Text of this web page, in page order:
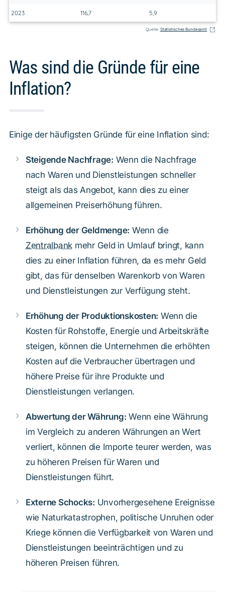
2023 116,7 5,9
Quelle: Statistisches Bundesamt
Was sind die Gründe für eine
Inflation?
Einige der häufigsten Gründe für eine Inflation sind:
Steigende Nachfrage: Wenn die Nachfrage
nach Waren und Dienstleistungen schneller
steigt als das Angebot, kann dies zu einer
allgemeinen Preiserhöhung führen.
Erhöhung der Geldmenge: Wenn die
Zentralbank mehr Geld in Umlauf bringt, kann
dies zu einer Inflation führen, da es mehr Geld
gibt, das für denselben Warenkorb von Waren
und Dienstleistungen zur Verfügung steht.
Erhöhung der Produktionskosten: Wenn die
Kosten für Rohstoffe, Energie und Arbeitskräfte
steigen, können die Unternehmen die erhöhten
Kosten auf die Verbraucher übertragen und
höhere Preise für ihre Produkte und
Dienstleistungen verlangen.
Abwertung der Währung: Wenn eine Währung
im Vergleich zu anderen Währungen an Wert
verliert, können die Importe teurer werden, was
zu höheren Preisen für Waren und
Dienstleistungen führt.
Externe Schocks: Unvorhergesehene Ereignisse
wie Naturkatastrophen, politische Unruhen oder
Kriege können die Verfügbarkeit von Waren und
Dienstleistungen beeinträchtigen und zu
höheren Preisen führen.